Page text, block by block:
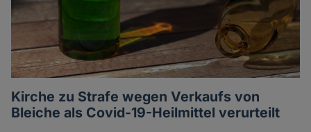
Kirche zu Strafe wegen Verkaufs von
Bleiche als Covid-19-Heilmittel verurteilt